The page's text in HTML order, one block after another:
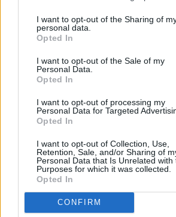
I want to opt-out of the Sharing of
personal data.
Opted In
I want to opt-out of the Sale of my
Personal Data.
Opted In
I want to opt-out of processing my
Personal Data for Targeted
Opted In
I want to opt-out of Collection, Use,
Retention, Sale, and/or Sharing of
Personal Data that Is Unrelated with
Purposes for which it was collected.
Opted In
CONFIRM
Trill ut bollene med en gang (ca 40
bakepapirdekkede stekeplater. La
Stek bollene midt i ovnen ved 230°C i
Tilpass melmengden. Det kan
mer enn det som er angitt i
være god å trille og ikke løs og
♥
Det går fint å bruke denne deigen til